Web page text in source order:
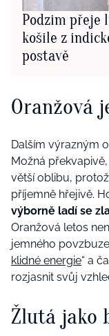
Podzim přeje
košile z
postavě
Oranžová
Dalším výrazným
Možná
větší oblibu,
příjemně hřejivě.
výborně ladí se
Oranžová letos
jemného
klidné energie“ a
rozjasnit svůj
Žlutá jako